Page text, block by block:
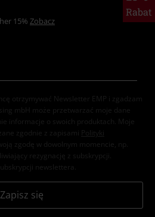
Rabat
15% Zobacz
otrzymywać Newsletter EMP i zgadzam
mbH może przetwarzać moje dane
informacje o swoich produktach. Moje
zgodnie z zapisami
Polityki
zgodę w dowolnym momencie, np.
rezygnację z subskrypcji.
newslettera.
Zapisz się